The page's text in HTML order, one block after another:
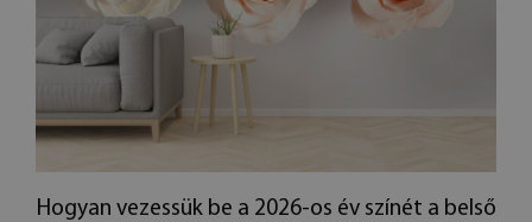
Hogyan vezessük be a 2026-os év színét a belső